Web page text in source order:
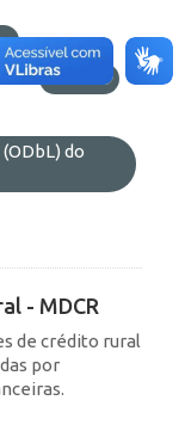
JSON
do
- MDCR
de crédito rural
por